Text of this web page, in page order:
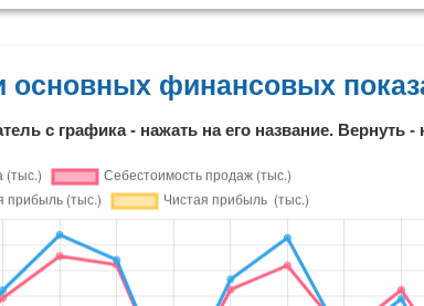
основных финансовых
с графика - нажать на его название. Вернуть